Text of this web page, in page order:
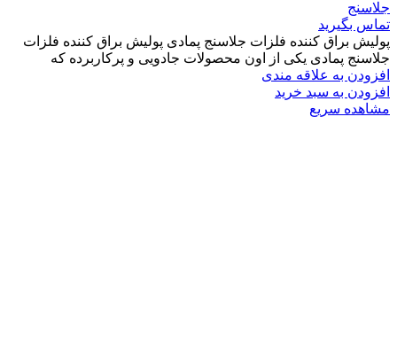
جلاسنج
تماس بگیرید
پولیش براق کننده فلزات جلاسنج پمادی پولیش براق کننده فلزات
جلاسنج پمادی یکی از اون محصولات جادویی و پرکاربرده که
افزودن به علاقه مندی
افزودن به سبد خرید
مشاهده سریع